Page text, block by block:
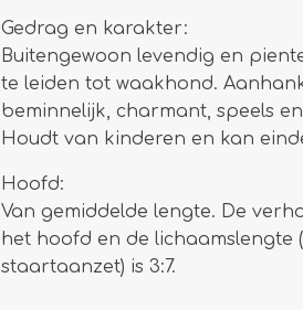
Gedrag en karakter:
Buitengewoon levendig en
te leiden tot waakhond.
beminnelijk, charmant, speels
Houdt van kinderen en kan
Hoofd:
Van gemiddelde lengte. De
het hoofd en de lichaamslengte
staartaanzet) is 3:7.